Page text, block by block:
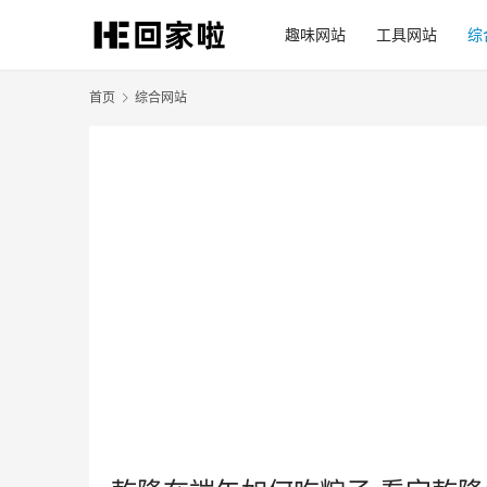
趣味网站 工具网站 综
首页 综合网站